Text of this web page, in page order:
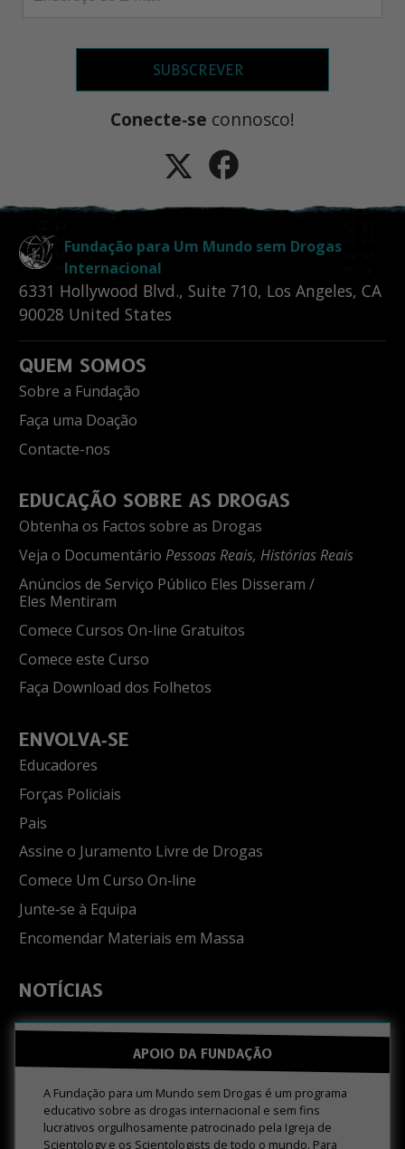
SUBSCREVER
Conecte‑se connosco!
Fundação para Um Mundo sem Drogas
Internacional
6331 Hollywood Blvd., Suite 710, Los Angeles, CA
90028 United States
QUEM SOMOS
Sobre a Fundação
Faça uma Doação
Contacte-nos
EDUCAÇÃO SOBRE AS DROGAS
Obtenha os Factos sobre as Drogas
Veja o Documentário Pessoas Reais, Histórias Reais
Anúncios de Serviço Público Eles Disseram /
Eles Mentiram
Comece Cursos On-line Gratuitos
Comece este Curso
Faça Download dos Folhetos
ENVOLVA‑SE
Educadores
Forças Policiais
Pais
Assine o Juramento Livre de Drogas
Comece Um Curso On‑line
Junte‑se à Equipa
Encomendar Materiais em Massa
NOTÍCIAS
APOIO DA FUNDAÇÃO
A Fundação para um Mundo sem Drogas é um programa
educativo sobre as drogas internacional e sem fins
lucrativos orgulhosamente patrocinado pela Igreja de
Scientology e os Scientologists de todo o mundo. Para